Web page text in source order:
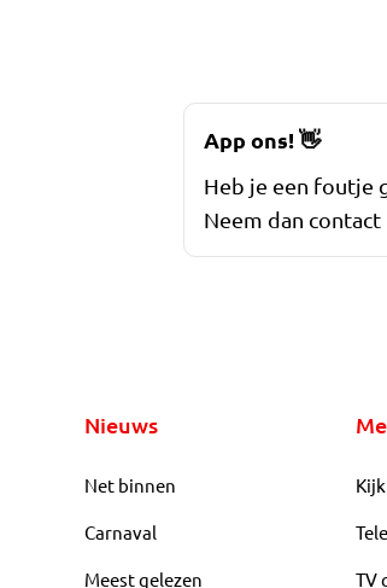
App ons!👋
Heb je een foutje
Neem dan contact
Nieuws
Net binnen
Carnaval
Meest gelezen TV